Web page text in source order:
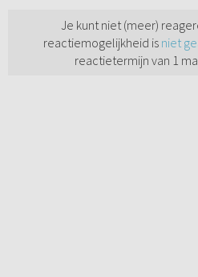
Je kunt niet (meer)
reactiemogelijkheid is niet
reactietermijn van 1